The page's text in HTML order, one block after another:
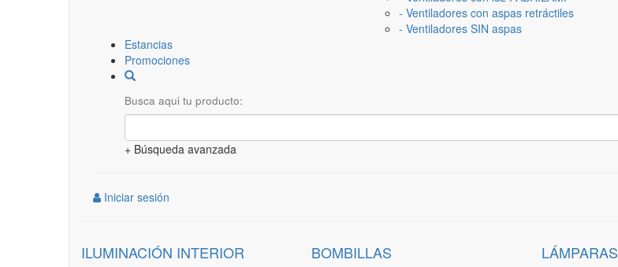
- Ventiladores con aspas retráctiles
- Ventiladores SIN aspas
Estancias
Promociones
Busca aqui tu producto:
+ Búsqueda avanzada
Iniciar sesión
ILUMINACIÓN INTERIOR BOMBILLAS